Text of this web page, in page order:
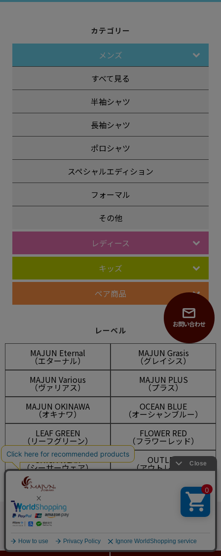
カテゴリー
メンズ
すべて見る
半袖シャツ
長袖シャツ
ポロシャツ
スペシャルエディション
フォーマル
その他
レディース
キッズ
ペア商品
レーベル
MAJUN Eternal
（エターナル）
MAJUN Grasis
（グレイシス）
MAJUN Various
（ヴァリアス）
MAJUN PLUS
（プラス）
MAJUN OKINAWA
（オキナワ）
OCEAN BLUE
（オーシャンブルー）
LEAF GREEN
（リーフグリーン）
FLOWER RED
（フラワーレッド）
SHISA WEAR
（シーサーウェア）
OUTLET
（アウトレット）
お問い合わせ